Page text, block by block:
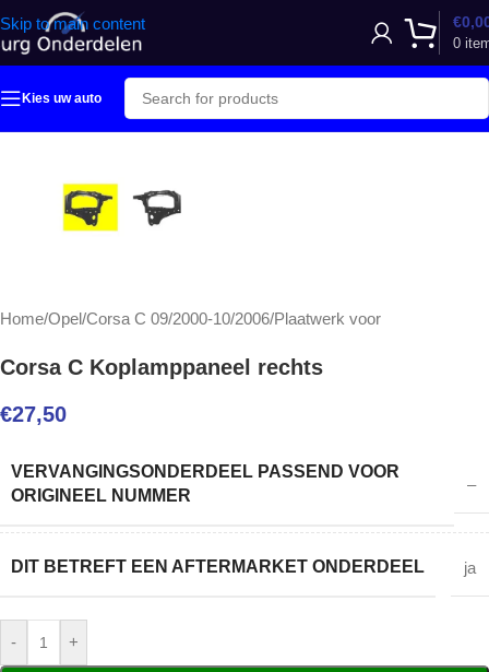
Skip to main content
0
€
Kies uw auto
Home/Opel/Corsa C 09/2000-10/2006/Plaatwerk voor
Corsa C Koplamppaneel rechts
€27,50
VERVANGINGSONDERDEEL PASSEND VOOR
ORIGINEEL NUMMER
–
DIT BETREFT EEN AFTERMARKET ONDERDEEL ja
- +